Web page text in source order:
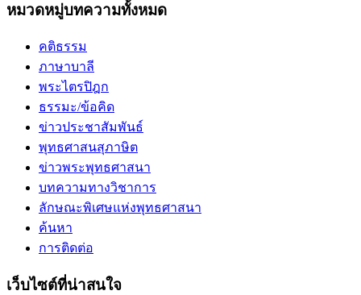
หมวดหมู่บทความทั้งหมด
คติธรรม
ภาษาบาลี
พระไตรปิฎก
ธรรมะ/ข้อคิด
ข่าวประชาสัมพันธ์
พุทธศาสนสุภาษิต
ข่าวพระพุทธศาสนา
บทความทางวิชาการ
ลักษณะพิเศษแห่งพุทธศาสนา
ค้นหา
การติดต่อ
เว็บไซต์ที่น่าสนใจ